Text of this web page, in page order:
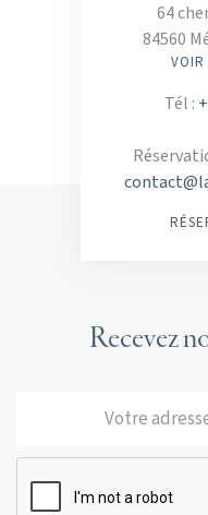
Recevez
64
84560
VOIR
Tél :